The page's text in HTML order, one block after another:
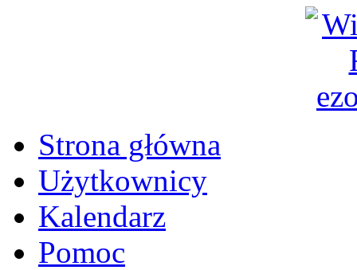
Strona główna
Użytkownicy
Kalendarz
Pomoc